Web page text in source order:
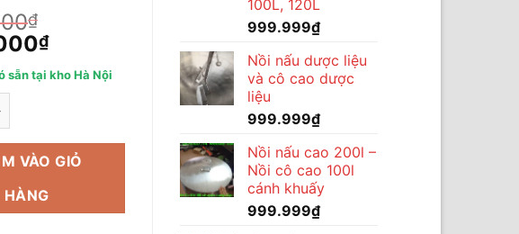
₫
₫Giá
hiện
tại
sẵn tại kho Hà Nội
máy kính và thang máy hố xây số lượng
VÀO GIỎ
HÀNG
100L, 120L
999.999₫
Nồi nấu dược liệu
và cô cao dược
liệu
999.999₫
Nồi nấu cao 200l –
Nồi cô cao 100l
cánh khuấy
999.999₫